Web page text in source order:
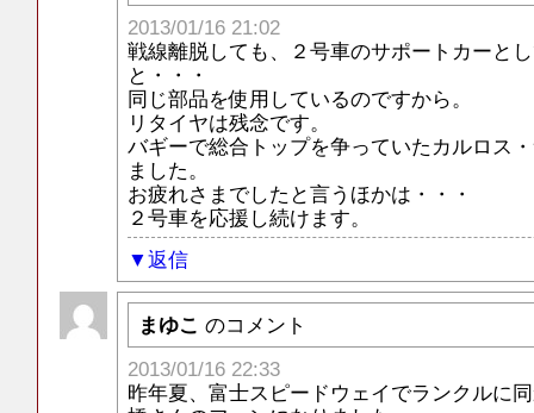
2013/01/16 21:02
戦線離脱しても、２号車のサポートカーと
と・・・
同じ部品を使用しているのですから。
リタイヤは残念です。
バギーで総合トップを争っていたカルロス
ました。
お疲れさまでしたと言うほかは・・・
２号車を応援し続けます。
返信
まゆこ のコメント
2013/01/16 22:33
昨年夏、富士スピードウェイでランクルに